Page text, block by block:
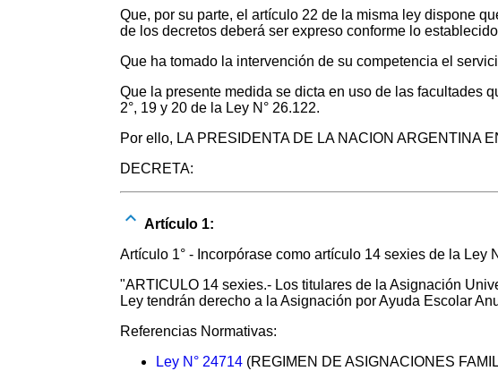
Que, por su parte, el artículo 22 de la misma ley dispone
de los decretos deberá ser expreso conforme lo
Que ha tomado la intervención de su competencia el
Que la presente medida se dicta en uso de las facultades
2°, 19 y 20 de la Ley N° 26.122.
Por ello, LA PRESIDENTA DE LA NACION ARGENTINA
DECRETA:
Artículo 1:
Artículo 1° - Incorpórase como artículo 14 sexies de la Ley
"ARTICULO 14 sexies.- Los titulares de la Asignación
Ley tendrán derecho a la Asignación por Ayuda Escolar
Referencias Normativas:
Ley N° 24714 (REGIMEN DE ASIGNACIONES